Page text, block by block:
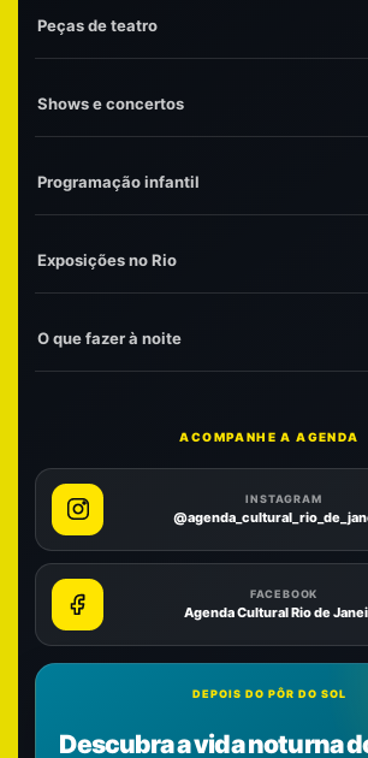
Peças de teatro
Shows e concertos
Programação infantil
Exposições no Rio
O que fazer à noite
ACOMPANHE A AGENDA
INSTAGRAM
FACEBOOK
Agenda Cultural Rio de
DEPOIS DO PÔR DO SOL
Descubra a vida noturna